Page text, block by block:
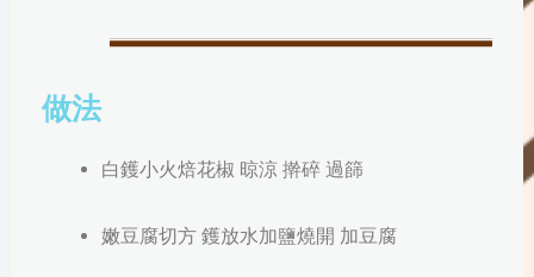
做法
白鑊小火焙花椒 晾涼 擀碎過篩
嫩豆腐切方 鑊放水加鹽燒開 加豆腐